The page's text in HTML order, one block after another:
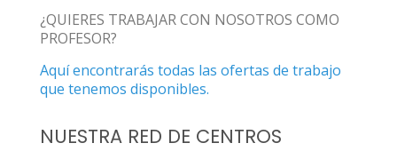
¿QUIERES TRABAJAR CON NOSOTROS COMO
PROFESOR?
Aquí encontrarás todas las ofertas de trabajo
que tenemos disponibles.
NUESTRA RED DE CENTROS